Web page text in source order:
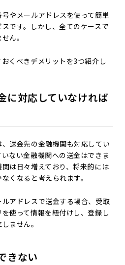
やメールアドレスを使って簡単
です。しかし、全てのケースで
ん。
くべきデメリットを3つ紹介し
に対応していなければ
送金先の金融機関も対応してい
ない金融機関への送金はできま
は日々増えており、将来的には
くなると考えられます。
アドレスで送金する場合、受取
使って情報を紐付けし、登録し
ません。
きない